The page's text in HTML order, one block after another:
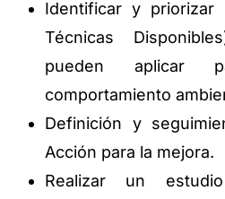
Identificar y priorizar
Técnicas
pueden aplicar
comportamiento
Definición y
Acción para la mejora.
Realizar un